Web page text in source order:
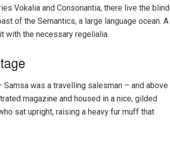
Vokalia and Consonantia, there live the blind
of the Semantics, a large language ocean. A
with the necessary regelialia.
was a travelling salesman – and above
magazine and housed in a nice, gilded
sat upright, raising a heavy fur muff that